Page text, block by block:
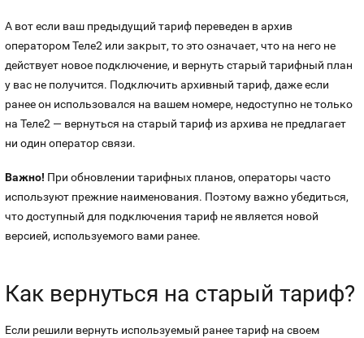
А вот если ваш предыдущий тариф переведен в архив
оператором Теле2 или закрыт, то это означает, что на него не
действует новое подключение, и вернуть старый тарифный план
у вас не получится. Подключить архивный тариф, даже если
ранее он использовался на вашем номере, недоступно не только
на Теле2 — вернуться на старый тариф из архива не предлагает
ни один оператор связи.
Важно! При обновлении тарифных планов, операторы часто
используют прежние наименования. Поэтому важно убедиться,
что доступный для подключения тариф не является новой
версией, используемого вами ранее.
Как вернуться на старый тариф?
Если решили вернуть используемый ранее тариф на своем